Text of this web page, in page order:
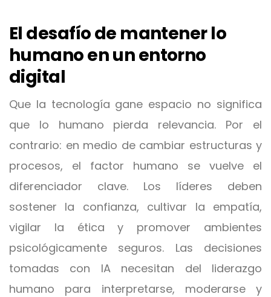
El desafío de mantener lo
humano en un entorno
digital
Que la tecnología gane espacio no significa
que lo humano pierda relevancia. Por el
contrario: en medio de cambiar estructuras y
procesos, el factor humano se vuelve el
diferenciador clave. Los líderes deben
sostener la confianza, cultivar la empatía,
vigilar la ética y promover ambientes
psicológicamente seguros. Las decisiones
tomadas con IA necesitan del liderazgo
humano para interpretarse, moderarse y